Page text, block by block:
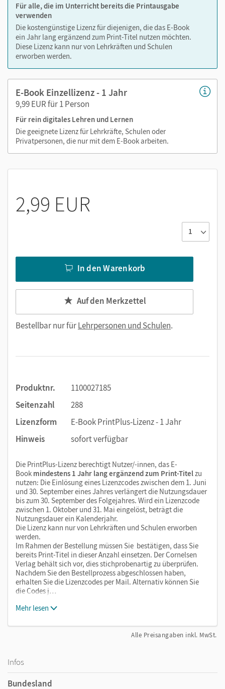
Für alle, die im Unterricht bereits die Printausgabe
verwenden
Die kostengünstige Lizenz für diejenigen, die das E-Book
ein Jahr lang ergänzend zum Print-Titel nutzen möchten.
Diese Lizenz kann nur von Lehrkräften und Schulen
erworben werden.
E-Book Einzellizenz - 1 Jahr
9,99 EUR für 1 Person
Für rein digitales Lehren und Lernen
Die geeignete Lizenz für Lehrkräfte, Schulen oder
Privatpersonen, die nur mit dem E-Book arbeiten.
2,99 EUR
In den Warenkorb
Auf den Merkzettel
Bestellbar nur fürLehrpersonen und Schulen.
Produktnr.
1100027185
Seitenzahl
288
Lizenzform
E-Book PrintPlus-Lizenz - 1 Jahr
Hinweis
sofort verfügbar
Die PrintPlus-Lizenz berechtigt Nutzer/-innen, das E-
Book mindestens 1 Jahr lang ergänzend zum Print-Titelzu
nutzen: Die Einlösung eines Lizenzcodes zwischen dem 1. Juni
und 30. September eines Jahres verlängert die Nutzungsdauer
bis zum 30. September des Folgejahres. Wird ein Lizenzcode
zwischen 1. Oktober und 31. Mai eingelöst, beträgt die
Nutzungsdauer ein Kalenderjahr.
Die Lizenz kann nur von Lehrkräften und Schulen erworben
werden.
Im Rahmen der Bestellung müssen Sie bestätigen, dass Sie
bereits Print-Titel in dieser Anzahl einsetzen. Der Cornelsen
Verlag behält sich vor, dies stichprobenartig zu überprüfen.
Nachdem Sie den Bestellprozess abgeschlossen haben,
erhalten Sie die Lizenzcodes per Mail. Alternativ können Sie
die Codes j…
Mehr lesen
Alle Preisangaben inkl. MwSt.
Infos
Bundesland